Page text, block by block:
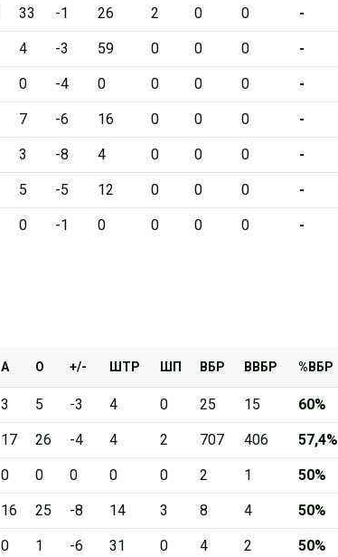
33 -1 26 2 0 0 -
4 -3 59 0 0 0 -
0 -4 0 0 0 0 -
7 -6 16 0 0 0 -
3 -8 4 0 0 0 -
5 -5 12 0 0 0 -
0 -1 0 0 0 0 -
А О +/- ШТР ШП ВБР ВВБР %ВБР
3 5 -3 4 0 25 15 60%
17 26 -4 4 2 707 406 57,4%
0 0 0 0 0 2 1 50%
16 25 -8 14 3 8 4 50%
0 1 -6 31 0 4 2 50%